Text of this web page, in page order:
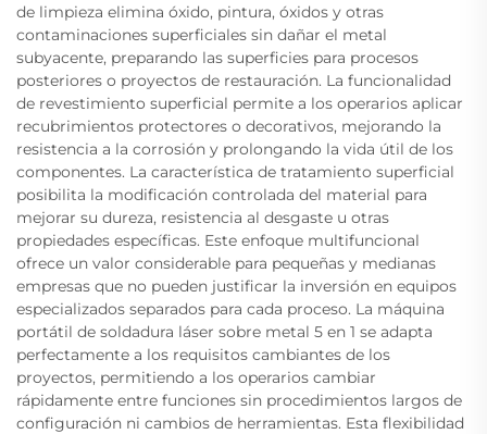
de limpieza elimina óxido, pintura, óxidos y otras
contaminaciones superficiales sin dañar el metal
subyacente, preparando las superficies para procesos
posteriores o proyectos de restauración. La funcionalidad
de revestimiento superficial permite a los operarios aplicar
recubrimientos protectores o decorativos, mejorando la
resistencia a la corrosión y prolongando la vida útil de los
componentes. La característica de tratamiento superficial
posibilita la modificación controlada del material para
mejorar su dureza, resistencia al desgaste u otras
propiedades específicas. Este enfoque multifuncional
ofrece un valor considerable para pequeñas y medianas
empresas que no pueden justificar la inversión en equipos
especializados separados para cada proceso. La máquina
portátil de soldadura láser sobre metal 5 en 1 se adapta
perfectamente a los requisitos cambiantes de los
proyectos, permitiendo a los operarios cambiar
rápidamente entre funciones sin procedimientos largos de
configuración ni cambios de herramientas. Esta flexibilidad